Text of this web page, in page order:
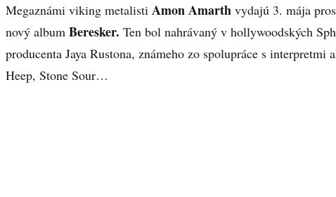
Megaznámi viking metalisti Amon Amarth vydajú 3. mája
nový album Beresker. Ten bol nahrávaný v hollywoodských
producenta Jaya Rustona, známeho zo spolupráce s interpretmi
Heep, Stone Sour…